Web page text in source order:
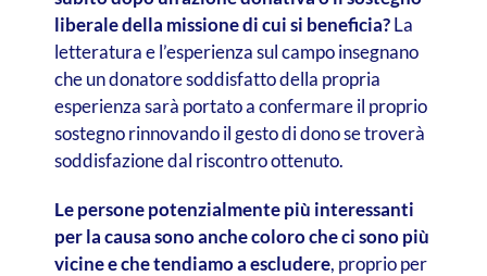
liberale della missione di cui si beneficia?La
letteratura e l’esperienza sul campo insegnano
che un donatore soddisfatto della propria
esperienza sarà portato a confermare il proprio
sostegno rinnovando il gesto di dono se troverà
soddisfazione dal riscontro ottenuto.
Le persone potenzialmente più interessanti
per la causa sono anche coloro che ci sono più
vicine e che tendiamo a escludere, proprio per